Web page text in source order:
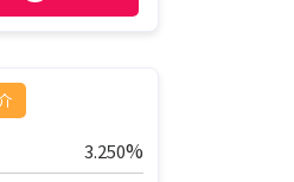
3.250%